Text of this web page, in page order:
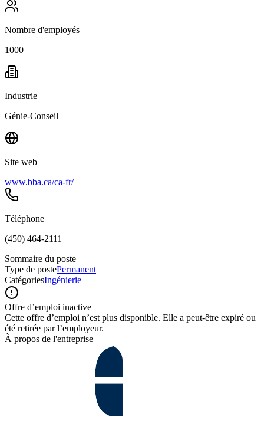
Nombre d'employés
1000
Industrie
Génie-Conseil
Site web
www.bba.ca/ca-fr/
Téléphone
(450) 464-2111
Sommaire du poste
Type de postePermanent
CatégoriesIngénierie
Offre d’emploi inactive
Cette offre d’emploi n’est plus disponible. Elle a peut-être expiré ou
été retirée par l’employeur.
À propos de l'entreprise